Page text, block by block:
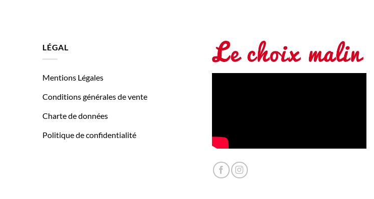
LÉGAL
Mentions Légales
Conditions générales de vente
Charte de données
Politique de confidentialité